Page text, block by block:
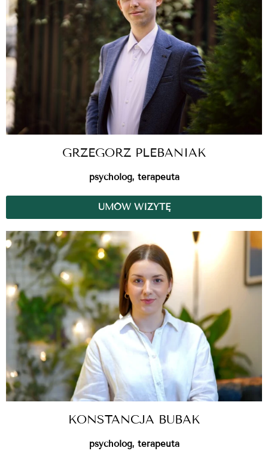
GRZEGORZ PLEBANIAK
psycholog, terapeuta
UMÓW WIZYTĘ
KONSTANCJA BUBAK
psycholog, terapeuta